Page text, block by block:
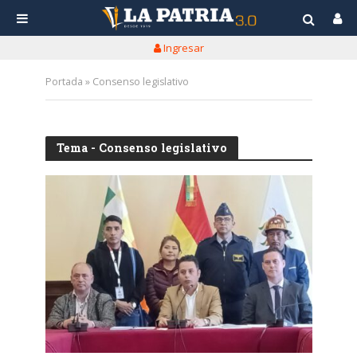
Ingresar
Portada » Consenso legislativo
Tema - Consenso legislativo